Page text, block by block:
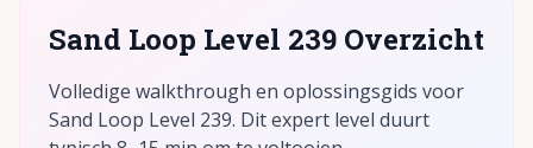
Sand Loop Level 239 Overzicht
Volledige walkthrough en oplossingsgids voor
Sand Loop Level 239. Dit expert level duurt